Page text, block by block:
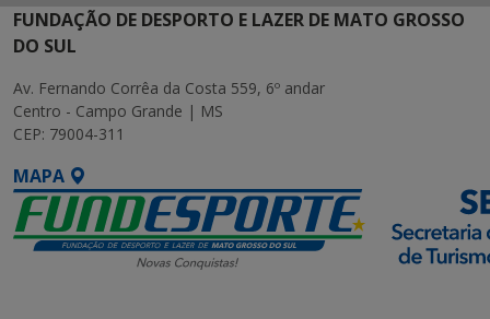
FUNDAÇÃO DE DESPORTO E LAZER DE MATO GROSSO
DO SUL
Av. Fernando Corrêa da Costa 559, 6º andar
Centro - Campo Grande | MS
CEP: 79004-311
MAPA